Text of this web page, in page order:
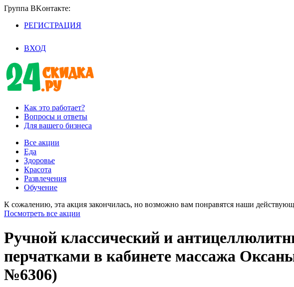
Группа BKoнтaктe:
РЕГИСТРАЦИЯ
ВХОД
Как это работает?
Вопросы и ответы
Для вашего бизнеса
Все акции
Еда
Здоровье
Красота
Развлечения
Обучение
К сожалению, эта акция закончилась, но возможно вам понравятся наши
Посмотреть все акции
Ручной классический и
перчатками в кабинете массажа
№6306)